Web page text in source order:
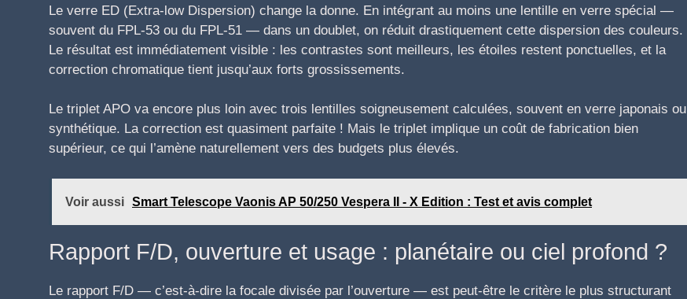
Le verre ED (Extra-low Dispersion) change la donne. En intégrant au moins une lentille en verre spécial —
souvent du FPL-53 ou du FPL-51 — dans un doublet, on réduit drastiquement cette dispersion des couleurs.
Le résultat est immédiatement visible : les contrastes sont meilleurs, les étoiles restent ponctuelles, et la
correction chromatique tient jusqu’aux forts grossissements.
Le triplet APO va encore plus loin avec trois lentilles soigneusement calculées, souvent en verre japonais ou
synthétique. La correction est quasiment parfaite ! Mais le triplet implique un coût de fabrication bien
supérieur, ce qui l’amène naturellement vers des budgets plus élevés.
Voir aussi Smart Telescope Vaonis AP 50/250 Vespera II - X Edition : Test et avis complet
Rapport F/D, ouverture et usage : planétaire ou ciel profond ?
Le rapport F/D — c’est-à-dire la focale divisée par l’ouverture — est peut-être le critère le plus structurant